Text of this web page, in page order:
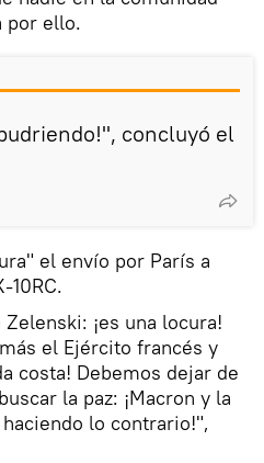
por ello.
concluyó el
el envío por París a
10RC.
¡es una locura!
el Ejército francés y
costa! Debemos dejar de
la paz: ¡Macron y la
lo contrario!",